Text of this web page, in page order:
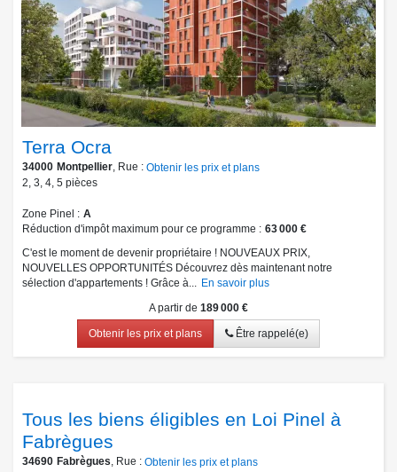
Terra Ocra
34000 Montpellier , Rue : Obtenir les prix et plans
2 3 4 5 pièces
Zone Pinel
A
Réduction d'impôt maximum pour ce programme
63 000 €
C'est le moment de devenir propriétaire ! NOUVEAUX PRIX,
NOUVELLES OPPORTUNITÉS Découvrez dès maintenant notre
sélection d'appartements ! Grâce à...
En savoir plus
A partir de 189 000 €
Obtenir les prix et plans Être rappelé(e)
Tous les biens éligibles en Loi Pinel à
Fabrègues
34690 Fabrègues , Rue : Obtenir les prix et plans